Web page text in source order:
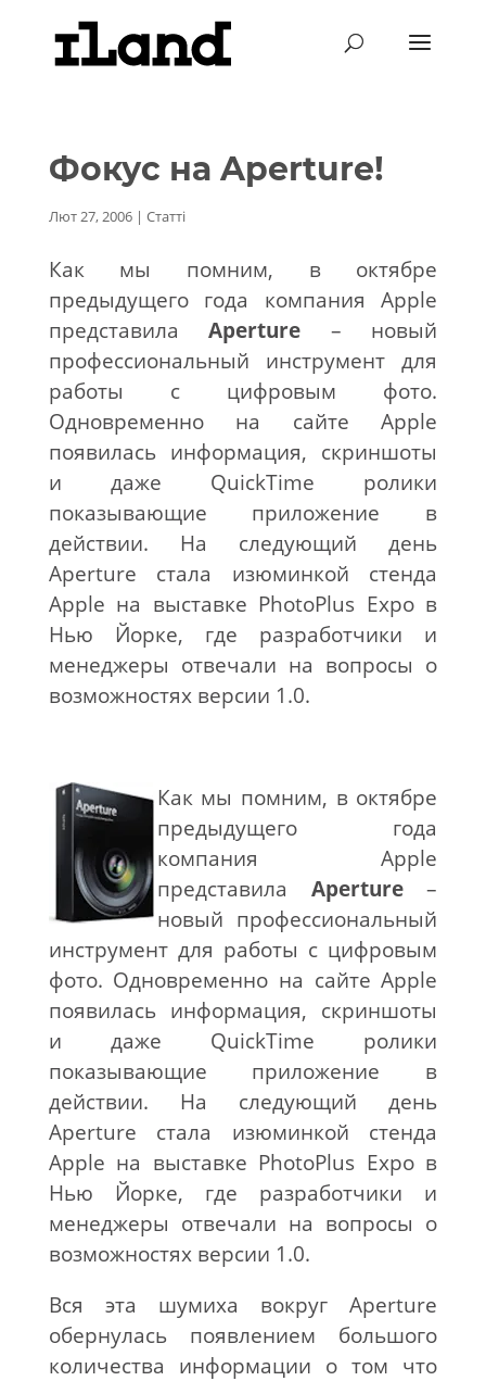
Фокус на Aperture!
Лют 27, 2006| Статті
Как мы помним, в октябре
предыдущего года компания Apple
представилаAperture – новый
профессиональный инструмент для
работы с цифровым фото.
Одновременно на сайте Apple
появилась информация, скриншоты
и даже QuickTime ролики
показывающие приложение в
действии. На следующий день
Aperture стала изюминкой стенда
Apple на выставке PhotoPlus Expo в
Нью Йорке, где разработчики и
менеджеры отвечали на вопросы о
возможностях версии 1.0.
Как мы помним, в октябре
предыдущего года
компания Apple
представила Aperture–
новый профессиональный
инструмент для работы с цифровым
фото. Одновременно на сайте Apple
появилась информация, скриншоты
и даже QuickTime ролики
показывающие приложение в
действии. На следующий день
Aperture стала изюминкой стенда
Apple на выставке PhotoPlus Expo в
Нью Йорке, где разработчики и
менеджеры отвечали на вопросы о
возможностях версии 1.0.
Вся эта шумиха вокруг Aperture
обернулась появлением большого
количества информации о том что